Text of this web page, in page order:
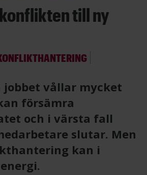
till ny
jobbet vållar mycket
försämra
och i värsta fall
slutar. Men
kan i